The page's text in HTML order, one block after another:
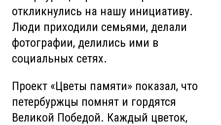
откликнулись на нашу инициативу.
Люди приходили семьями, делали
фотографии, делились ими в
социальных сетях.
Проект «Цветы памяти» показал, что
петербуржцы помнят и гордятся
Великой Победой. Каждый цветок,